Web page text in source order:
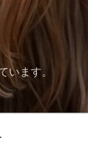
います。